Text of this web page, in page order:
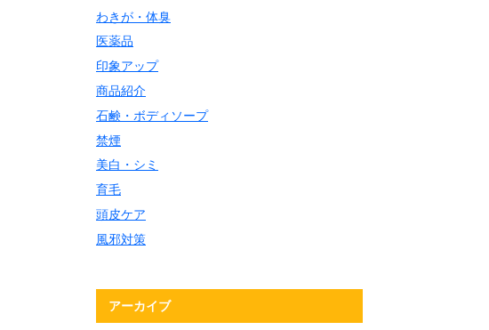
わきが・体臭
医薬品
印象アップ
商品紹介
石鹸・ボディソープ
禁煙
美白・シミ
育毛
頭皮ケア
風邪対策
アーカイブ